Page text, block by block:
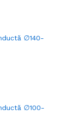
∅140-
∅100-